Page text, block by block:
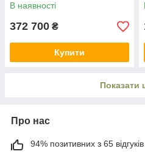
В наявності
372 700 ₴
Купити
Показати
Про нас
94% позитивних з 65 відгуків